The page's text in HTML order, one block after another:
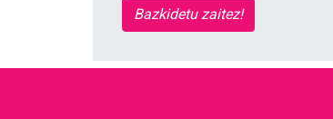
Bazkidetu zaitez!